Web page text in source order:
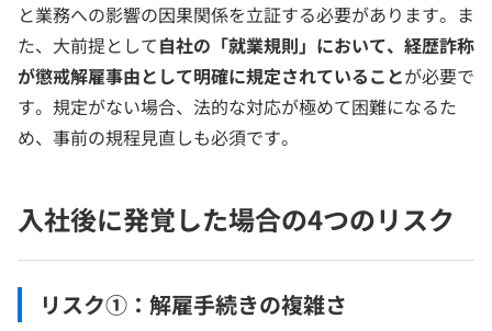
と業務への影響の因果関係を立証する必要があります。ま
た、大前提として自社の「就業規則」において、経歴詐称
が懲戒解雇事由として明確に規定されていることが必要で
す。規定がない場合、法的な対応が極めて困難になるた
め、事前の規程見直しも必須です。
入社後に発覚した場合の4つのリスク
リスク①：解雇手続きの複雑さ